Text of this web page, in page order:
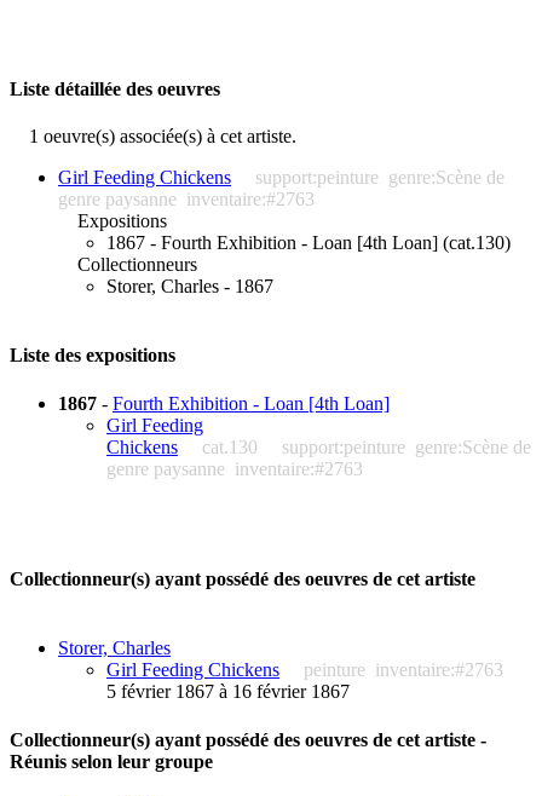
Liste détaillée des oeuvres
1 oeuvre(s) associée(s) à cet artiste.
Girl Feeding Chickens
support:peinture genre:Scène de
genre paysanne inventaire:#2763
Expositions
1867 - Fourth Exhibition - Loan [4th Loan] (cat.130)
Collectionneurs
Storer, Charles - 1867
Liste des expositions
1867 - Fourth Exhibition - Loan [4th Loan]
Girl Feeding
Chickens
cat.130 support:peinture genre:Scène de
genre paysanne inventaire:#2763
Collectionneur(s) ayant possédé des oeuvres de cet artiste
Storer, Charles
Girl Feeding Chickens
peinture inventaire:#2763
5 février 1867 à 16 février 1867
Collectionneur(s) ayant possédé des oeuvres de cet artiste -
Réunis selon leur groupe